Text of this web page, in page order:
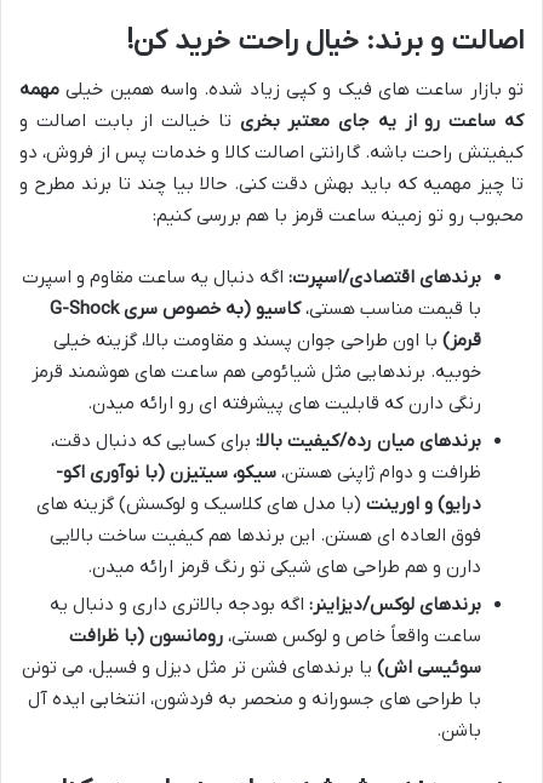
اصالت و برند: خیال راحت خرید کن!
تو بازار ساعت های فیک و کپی زیاد شده. واسه همین خیلی مهمه
که ساعت رو از یه جای معتبر بخری تا خیالت از بابت اصالت و
کیفیتش راحت باشه. گارانتی اصالت کالا و خدمات پس از فروش، دو
تا چیز مهمیه که باید بهش دقت کنی. حالا بیا چند تا برند مطرح و
محبوب رو تو زمینه ساعت قرمز با هم بررسی کنیم:
برندهای اقتصادی/اسپرت: اگه دنبال یه ساعت مقاوم و اسپرت
با قیمت مناسب هستی،
کاسیو (به خصوص سری G-Shock
قرمز) با اون طراحی جوان پسند و مقاومت بالا، گزینه خیلی
خوبیه. برندهایی مثل شیائومی هم ساعت های هوشمند قرمز
رنگی دارن که قابلیت های پیشرفته ای رو ارائه میدن.
برندهای میان رده/کیفیت بالا: برای کسایی که دنبال دقت،
ظرافت و دوام ژاپنی هستن، سیکو، سیتیزن (با نوآوری اکو-
درایو) و اورینت (با مدل های کلاسیک و لوکسش) گزینه های
فوق العاده ای هستن. این برندها هم کیفیت ساخت بالایی
دارن و هم طراحی های شیکی تو رنگ قرمز ارائه میدن.
برندهای لوکس/دیزاینر: اگه بودجه بالاتری داری و دنبال یه
ساعت واقعاً خاص و لوکس هستی، رومانسون (با ظرافت
سوئیسی اش) یا برندهای فشن تر مثل دیزل و فسیل، می تونن
با طراحی های جسورانه و منحصر به فردشون، انتخابی ایده آل
باشن.